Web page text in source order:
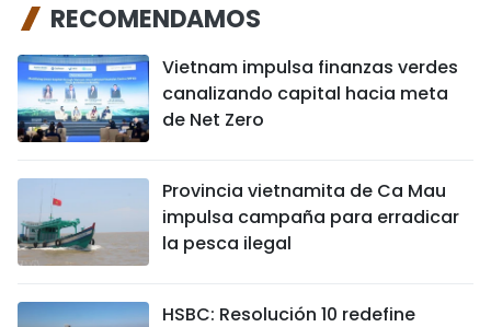
RECOMENDAMOS
Vietnam impulsa finanzas verdes
canalizando capital hacia meta
de Net Zero
Provincia vietnamita de Ca Mau
impulsa campaña para erradicar
la pesca ilegal
HSBC: Resolución 10 redefine